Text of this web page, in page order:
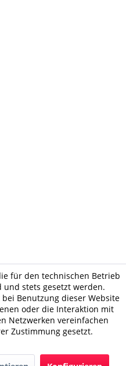
für den technischen Betrieb
stets gesetzt werden.
Benutzung dieser Website
oder die Interaktion mit
Netzwerken vereinfachen
Zustimmung gesetzt.